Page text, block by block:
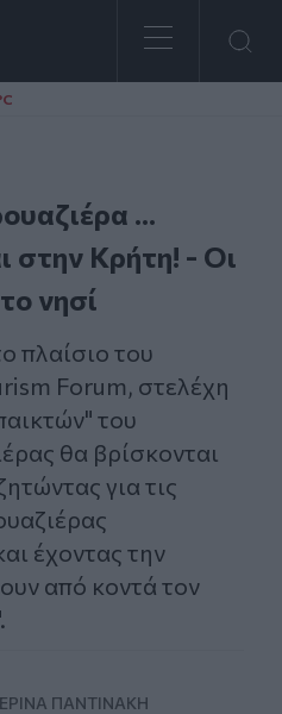
...
στην Κρήτη! - Οι
νησί
πλαίσιο του
Forum, στελέχη
του
θα βρίσκονται
για τις
έχοντας την
από κοντά τον
ΠΑΝΤΙΝΆΚΗ